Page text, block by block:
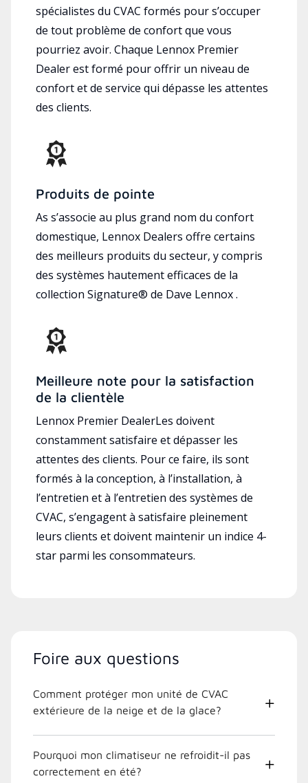
spécialistes du CVAC formés pour s’occuper
de tout problème de confort que vous
pourriez avoir. Chaque Lennox Premier
Dealer est formé pour offrir un niveau de
confort et de service qui dépasse les attentes
des clients.
Produits de pointe
As s’associe au plus grand nom du confort
domestique, Lennox Dealers offre certains
des meilleurs produits du secteur, y compris
des systèmes hautement efficaces de la
collection Signature® de Dave Lennox .
Meilleure note pour la satisfaction
de la clientèle
Lennox Premier DealerLes doivent
constamment satisfaire et dépasser les
attentes des clients. Pour ce faire, ils sont
formés à la conception, à l’installation, à
l’entretien et à l’entretien des systèmes de
CVAC, s’engagent à satisfaire pleinement
leurs clients et doivent maintenir un indice 4-
star parmi les consommateurs.
Foire aux questions
Comment protéger mon unité de CVAC
extérieure de la neige et de la glace?
Pourquoi mon climatiseur ne refroidit-il pas
correctement en été?